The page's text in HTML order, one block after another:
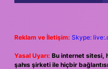
Reklam ve İletişim: Skype:
Yasal Uyarı: Bu internet sitesi,
şahıs şirketi ile hiçbir